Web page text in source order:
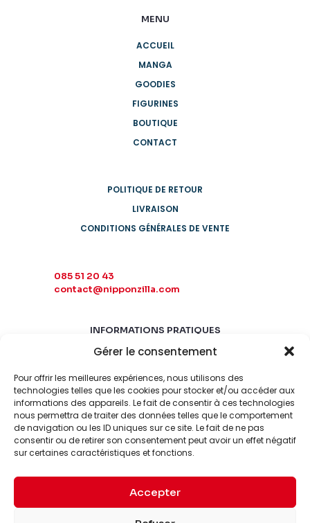
Gérer le consentement
Pour offrir les meilleures expériences, nous utilisons des
technologies telles que les cookies pour stocker et/ou accéder aux
informations des appareils. Le fait de consentir à ces technologies
nous permettra de traiter des données telles que le comportement
de navigation ou les ID uniques sur ce site. Le fait de ne pas
consentir ou de retirer son consentement peut avoir un effet négatif
sur certaines caractéristiques et fonctions.
Accepter
MENU
ACCUEIL
MANGA
GOODIES
FIGURINES
BOUTIQUE
CONTACT
POLITIQUE DE RETOUR
LIVRAISON
CONDITIONS GÉNÉRALES DE VENTE
085 51 20 43
contact@nipponzilla.com
INFORMATIONS PRATIQUES
MARDI-SAMEDI
LUNDI-DIMANCHE
FERMÉ